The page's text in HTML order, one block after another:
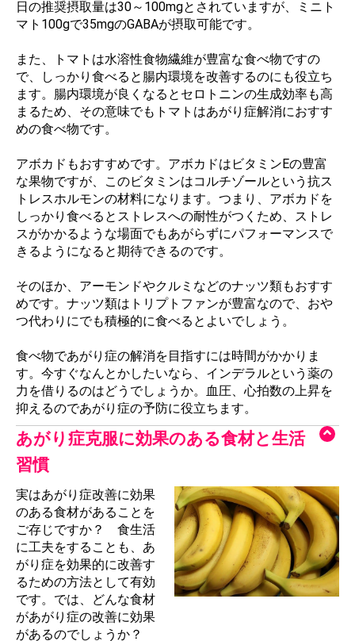
日の推奨摂取量は30～100mgとされていますが、ミニト
マト100gで35mgのGABAが摂取可能です。
また、トマトは水溶性食物繊維が豊富な食べ物ですの
で、しっかり食べると腸内環境を改善するのにも役立ち
ます。腸内環境が良くなるとセロトニンの生成効率も高
まるため、その意味でもトマトはあがり症解消におすす
めの食べ物です。
アボカドもおすすめです。アボカドはビタミンEの豊富
な果物ですが、このビタミンはコルチゾールという抗ス
トレスホルモンの材料になります。つまり、アボカドを
しっかり食べるとストレスへの耐性がつくため、ストレ
スがかかるような場面でもあがらずにパフォーマンスで
きるようになると期待できるのです。
そのほか、アーモンドやクルミなどのナッツ類もおすす
めです。ナッツ類はトリプトファンが豊富なので、おや
つ代わりにでも積極的に食べるとよいでしょう。
食べ物であがり症の解消を目指すには時間がかかりま
す。今すぐなんとかしたいなら、インデラルという薬の
力を借りるのはどうでしょうか。血圧、心拍数の上昇を
抑えるのであがり症の予防に役立ちます。
あがり症克服に効果のある食材と生活
習慣
実はあがり症改善に効果
のある食材があることを
ご存じですか？ 食生活
に工夫をすることも、あ
がり症を効果的に改善す
るための方法として有効
です。では、どんな食材
があがり症の改善に効果
があるのでしょうか？